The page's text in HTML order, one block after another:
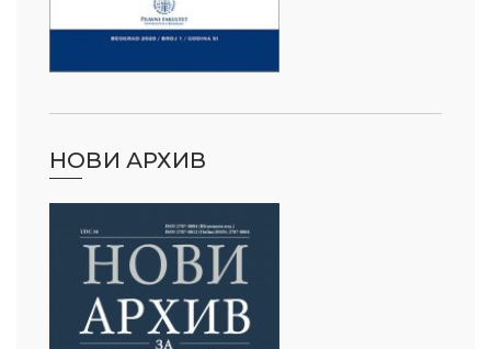
НОВИ АРХИВ